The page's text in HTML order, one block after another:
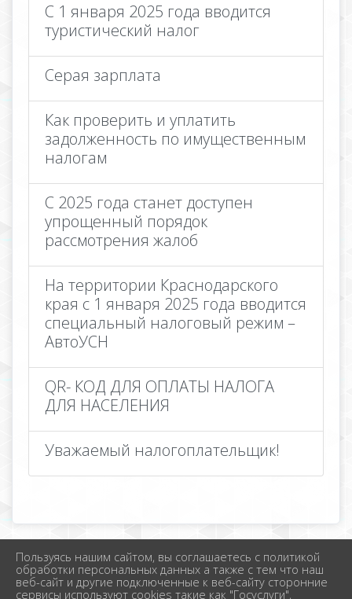
С 1 января 2025 года вводится
туристический налог
Серая зарплата
Как проверить и уплатить
задолженность по имущественным
налогам
С 2025 года станет доступен
упрощенный порядок
рассмотрения жалоб
На территории Краснодарского
края с 1 января 2025 года вводится
специальный налоговый режим –
АвтоУСН
QR- КОД ДЛЯ ОПЛАТЫ НАЛОГА
ДЛЯ НАСЕЛЕНИЯ
Уважаемый налогоплательщик!
2026 г. новолеушковское.рф
Вход
Карта сайта
Пользуясь нашим сайтом, вы соглашаетесь с политикой
обработки персональных данных а также с тем что наш
веб-сайт и другие подключенные к веб-сайту сторонние
сервисы используют cookies такие как "Госуслуги",